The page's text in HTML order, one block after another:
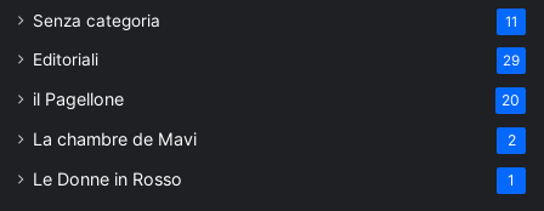
Senza categoria 11
Editoriali 29
il Pagellone 20
La chambre de Mavi 2
Le Donne in Rosso 1